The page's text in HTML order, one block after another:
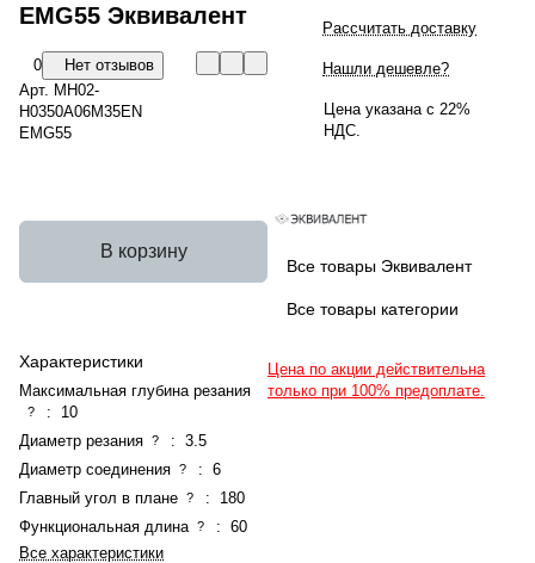
EMG55 Эквивалент
0
Нет отзывов
Арт. MH02-
H0350A06M35EN
EMG55
В корзину
Характеристики
Максимальная глубина резания
? :
10
Диаметр резания ? : 3.5
Диаметр соединения ? : 6
Главный угол в плане ? :
180
Функциональная длина ? : 60
Все характеристики
Рассчитать доставку
Нашли дешевле?
Цена указана с 22%
НДС.
Все товары Эквивалент
Все товары категории
Цена по акции действительна
только при 100% предоплате.